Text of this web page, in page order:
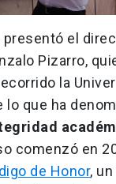
presentó el
Pizarro,
la
que ha
comenzó en
de Honor,